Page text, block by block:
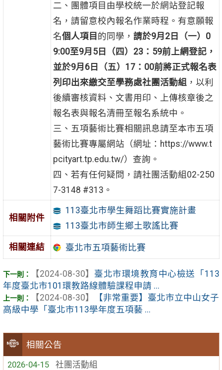
相關公告
2026-04-15
社團活動組
二、團體項目由學校統一於網站登記報
名，請留意校內報名作業時程。有意願報
名個人項目 的同學， 請於9月2日（一）0
9:00至9月5日（四）23：59前上網登記，
並於9月6日（五）17：00前將正式報名表
列印出來繳交至學務處社團活動組，以利
後續審核資料、文書用印、上傳核章後之
報名表與報名清冊至報名系統中。
三、五項藝術比賽相關訊息請至本市五項
藝術比賽專屬網站（網址：https://www.t
pcityart.tp.edu.tw/）查詢。
四、若有任何疑問，請社團活動組02-250
7-3148 #313。
相關附件
113臺北市學生舞蹈比賽實施計畫
113臺北市師生鄉土歌謠比賽
相關連結 臺北市五項藝術比賽
【2024-08-30】 臺北市環境教育中心檢送「113
年度臺北市101環教路線體驗課程申請 ...
【2024-08-30】
【非常重要】臺北市立中山女子
高級中學「臺北市113學年度五項藝 ...